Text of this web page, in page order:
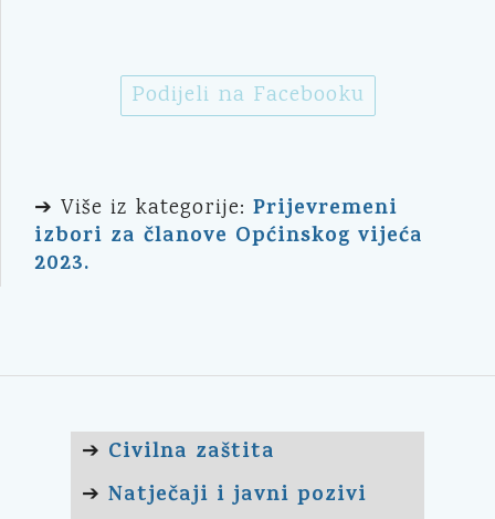
Podijeli na Facebooku
➔ Više iz kategorije: Prijevremeni
izbori za članove Općinskog vijeća
2023.
➔ Civilna zaštita
➔ Natječaji i javni pozivi